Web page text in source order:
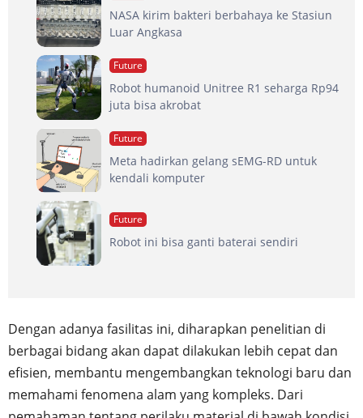
NASA kirim bakteri berbahaya ke Stasiun
Luar Angkasa
Future
Robot humanoid Unitree R1 seharga Rp94
juta bisa akrobat
Future
Meta hadirkan gelang sEMG-RD untuk
kendali komputer
Future
Robot ini bisa ganti baterai sendiri
Dengan adanya fasilitas ini, diharapkan penelitian di
berbagai bidang akan dapat dilakukan lebih cepat dan
efisien, membantu mengembangkan teknologi baru dan
memahami fenomena alam yang kompleks. Dari